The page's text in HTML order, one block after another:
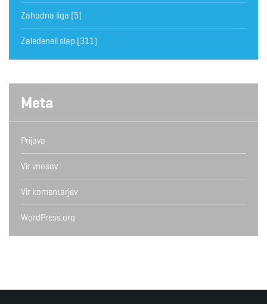
Zahodna liga (5)
Zaledeneli slap (311)
Meta
Prijava
Vir vnosov
Vir komentarjev
WordPress.org